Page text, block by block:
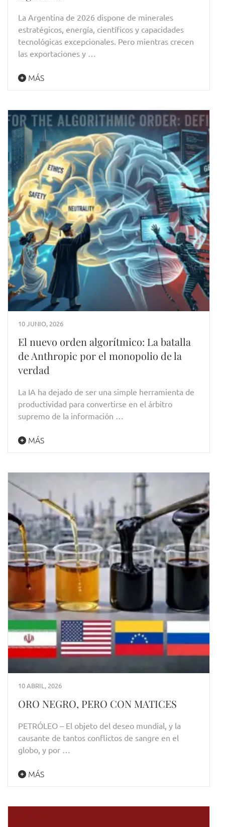
La Argentina de 2026 dispone de minerales
estratégicos, energía, científicos y capacidades
tecnológicas excepcionales. Pero mientras crecen
las exportaciones y …
MÁS
10 JUNIO, 2026
El nuevo orden algorítmico: La batalla
de Anthropic por el monopolio de la
verdad
La IA ha dejado de ser una simple herramienta de
productividad para convertirse en el árbitro
supremo de la información …
MÁS
10 ABRIL, 2026
ORO NEGRO, PERO CON MATICES
PETRÓLEO – El objeto del deseo mundial, y la
causante de tantos conflictos de sangre en el
globo, y por …
MÁS